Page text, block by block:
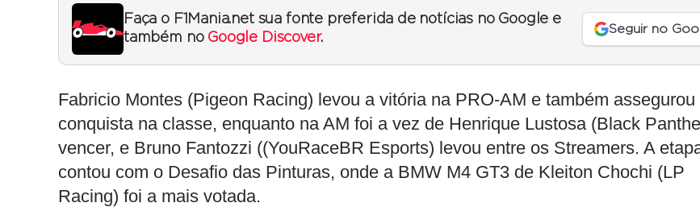
Faça o F1Mania.net sua fonte preferida de notícias no Google e
também no Google Discover.
Seguir no
Fabricio Montes (Pigeon Racing) levou a vitória na PRO-AM e também assegurou
conquista na classe, enquanto na AM foi a vez de Henrique Lustosa (Black
vencer, e Bruno Fantozzi ((YouRaceBR Esports) levou entre os Streamers. A
contou com o Desafio das Pinturas, onde a BMW M4 GT3 de Kleiton Chochi (LP
Racing) foi a mais votada.